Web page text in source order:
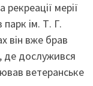
мерії
ім. Т. Г.
він вже брав
де дослужився
ветеранське